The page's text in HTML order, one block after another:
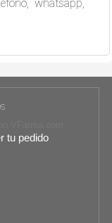
whatsapp,
tu pedido